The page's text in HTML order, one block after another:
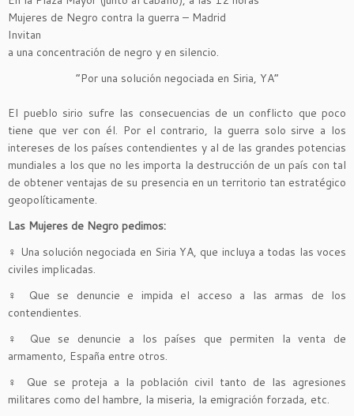
Mujeres de Negro contra la guerra – Madrid
Invitan
a una concentración de negro y en silencio.
“Por una solución negociada en Siria, YA”
El pueblo sirio sufre las consecuencias de un conflicto que poco
tiene que ver con él. Por el contrario, la guerra solo sirve a los
intereses de los países contendientes y al de las grandes potencias
mundiales a los que no les importa la destrucción de un país con tal
de obtener ventajas de su presencia en un territorio tan estratégico
geopolíticamente.
Las Mujeres de Negro pedimos:
♀ Una solución negociada en Siria YA, que incluya a todas las voces
civiles implicadas.
♀ Que se denuncie e impida el acceso a las armas de los
contendientes.
♀ Que se denuncie a los países que permiten la venta de
armamento, España entre otros.
♀ Que se proteja a la población civil tanto de las agresiones
militares como del hambre, la miseria, la emigración forzada, etc.